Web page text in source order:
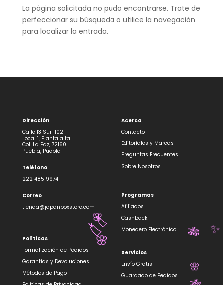
La página solicitada no pudo encontrarse. Trate de
perfeccionar su búsqueda o utilice la navegación
para localizar la entrada.
Dirección
Calle 13 Sur 1102
Local 1, Planta alta
Col. La Paz, 72160
Puebla, Puebla
Teléfono
222 485 9974
Correo
tienda@japanboxstore.com
Políticas
Formalización de Pedidos
Garantías y Devoluciones
Métodos de Pago
Acerca
Contacto
Editoriales y Marcas
Preguntas Frecuentes
Sobre Nosotros
Programas
Afiliados
Cashback
Monedero Electrónico
Servicios
Envío Gratis
Guardado de Pedidos
🏷️ ✨
🌸
🌸
🏷️
🌸
🎋